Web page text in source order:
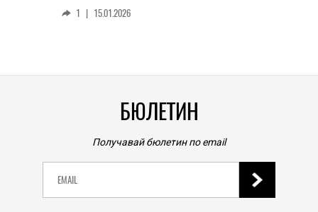
1 | 15.01.2026
БЮЛЕТИН
Получавай бюлетин по email